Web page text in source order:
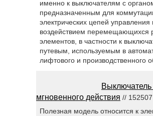
именно к выключателям с
предназначенным для
электрических цепей управления
воздействием перемещающихся
элементов, в частности к
путевым, используемым в
лифтового и производственного
Выключатель
мгновенного действия // 152507
Полезная модель относится к